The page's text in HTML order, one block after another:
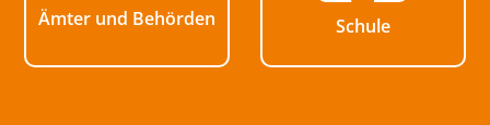
Ämter und Behörden Schule